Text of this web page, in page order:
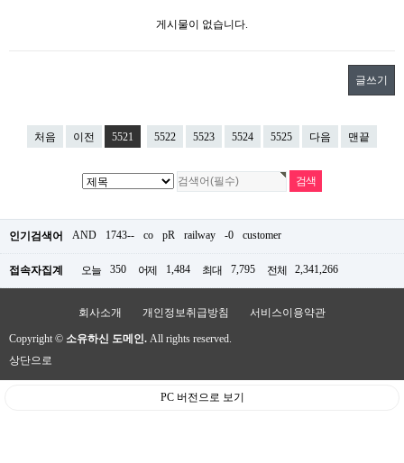
게시물이 없습니다.
글쓰기
처음 이전 5521 5522 5523 5524 5525 다음 맨끝
인기검색어 AND 1743-- co pR railway -0 customer
접속자집계 오늘 350 어제 1,484 최대 7,795 전체 2,341,266
회사소개 개인정보취급방침 서비스이용약관
Copyright © 소유하신 도메인. All rights reserved.
상단으로
PC 버전으로 보기